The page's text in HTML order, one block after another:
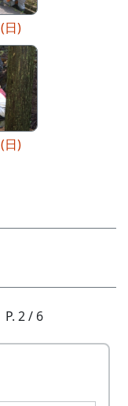
(日)
(日)
P. 2 / 6